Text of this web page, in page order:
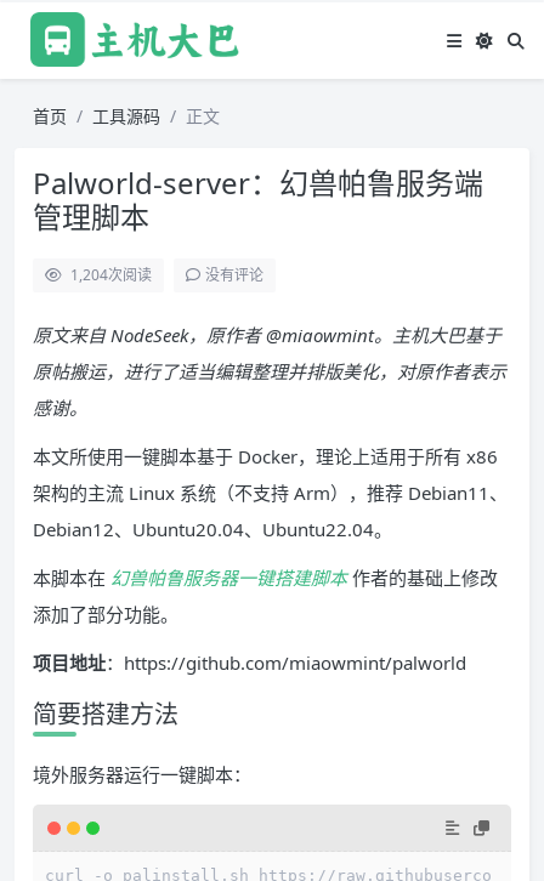
首页 工具源码 正文
Palworld-server：幻兽帕鲁服务端
管理脚本
1,204次阅读 没有评论
原文来自 NodeSeek，原作者 @miaowmint。主机大巴基于
原帖搬运，进行了适当编辑整理并排版美化，对原作者表示
感谢。
本文所使用一键脚本基于 Docker，理论上适用于所有 x86
架构的主流 Linux 系统（不支持 Arm），推荐 Debian11、
Debian12、Ubuntu20.04、Ubuntu22.04。
本脚本在 幻兽帕鲁服务器一键搭建脚本作者的基础上修改
添加了部分功能。
项目地址：https://github.com/miaowmint/palworld
简要搭建方法
境外服务器运行一键脚本：
curl -o palinstall.sh https://raw.githubuserco